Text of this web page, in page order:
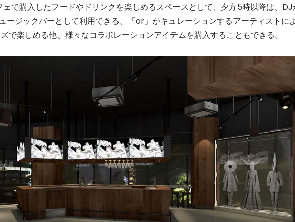
ェで購入したフードやドリンクを楽しめるスペースとして、夕方5時以降は、
ージックバーとして利用できる。「or」がキュレーションするアーティストに
で楽しめる他、様々なコラボレーションアイテムを購入することもできる。